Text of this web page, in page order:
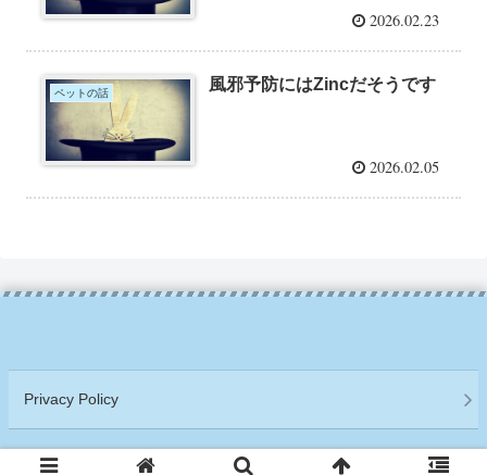
2026.02.23
ペットの話 風邪予防にはZincだそうです
2026.02.05
Privacy Policy